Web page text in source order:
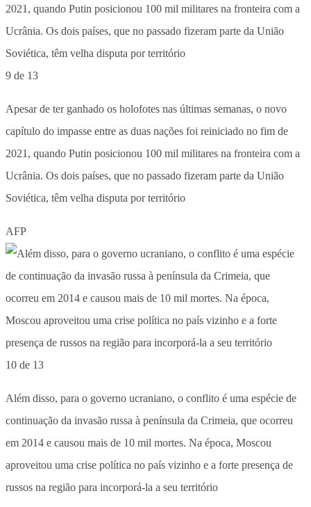
9 de 13
Apesar de ter ganhado os holofotes nas últimas semanas, o novo
capítulo do impasse entre as duas nações foi reiniciado no fim de
2021, quando Putin posicionou 100 mil militares na fronteira com a
Ucrânia. Os dois países, que no passado fizeram parte da União
Soviética, têm velha disputa por território
AFP
10 de 13
Além disso, para o governo ucraniano, o conflito é uma espécie de
continuação da invasão russa à península da Crimeia, que ocorreu
em 2014 e causou mais de 10 mil mortes. Na época, Moscou
aproveitou uma crise política no país vizinho e a forte presença de
russos na região para incorporá-la a seu território